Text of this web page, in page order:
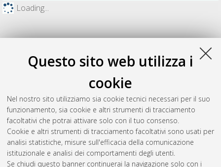
Questo sito web utilizza i
cookie
Nel nostro sito utilizziamo sia cookie tecnici necessari per il suo
funzionamento, sia cookie e altri strumenti di tracciamento
facoltativi che potrai attivare solo con il tuo consenso.
Cookie e altri strumenti di tracciamento facoltativi sono usati per
analisi statistiche, misure sull'efficacia della comunicazione
istituzionale e analisi dei comportamenti degli utenti.
Se chiudi questo banner continuerai la navigazione solo con i
Loading...
Gestione del documento: